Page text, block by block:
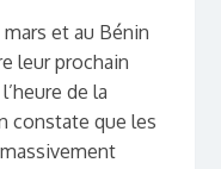
et au Bénin
leur prochain
de la
constate que les